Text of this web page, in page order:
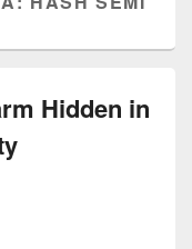
Hidden in